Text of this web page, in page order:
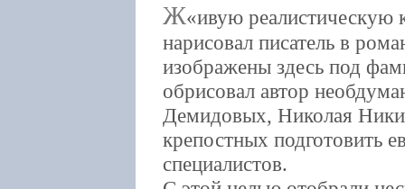
Ж ивую реалистическую
нарисовал писатель в
изображены здесь под
обрисовал автор
Демидовых, Николая
крепостных подготовить
специалистов.